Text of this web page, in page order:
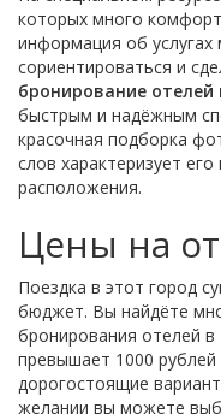
которых много
информация об
сориентироваться и
бронирование
быстрым и надёжным
красочная подборка
слов характеризует
расположения.
Цены на
Поездка в этот город
бюджет. Вы найдёте
бронирования отелей
превышает 1000 рублей
дорогостоящие
желании вы можете